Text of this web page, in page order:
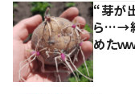
“芽が
ら…→
めたｗ